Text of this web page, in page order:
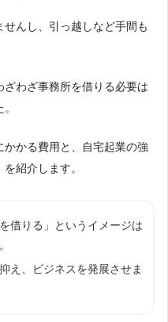
んし、引っ越しなど手間も
わざ事務所を借りる必要は
かる費用と、自宅起業の強
紹介します。
借りる」というイメージは
え、ビジネスを発展させま